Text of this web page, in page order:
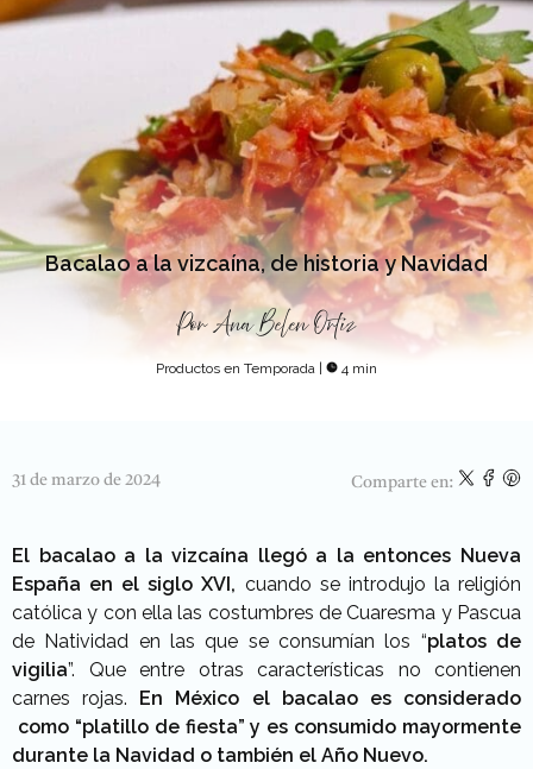
Bacalao a la vizcaína, de historia y Navidad
Por Ana Belen Ortiz
Productos en Temporada 4 min
31 de marzo de 2024 Comparte en:
El bacalao a la vizcaína llegó a la entonces Nueva
España en el siglo XVI, cuando se introdujo la religión
católica y con ella las costumbres de Cuaresma y Pascua
de Natividad en las que se consumían los “platos de
vigilia”. Que entre otras características no contienen
carnes rojas. En México el bacalao es considerado
como “platillo de fiesta” y es consumido mayormente
durante la Navidad o también el Año Nuevo.